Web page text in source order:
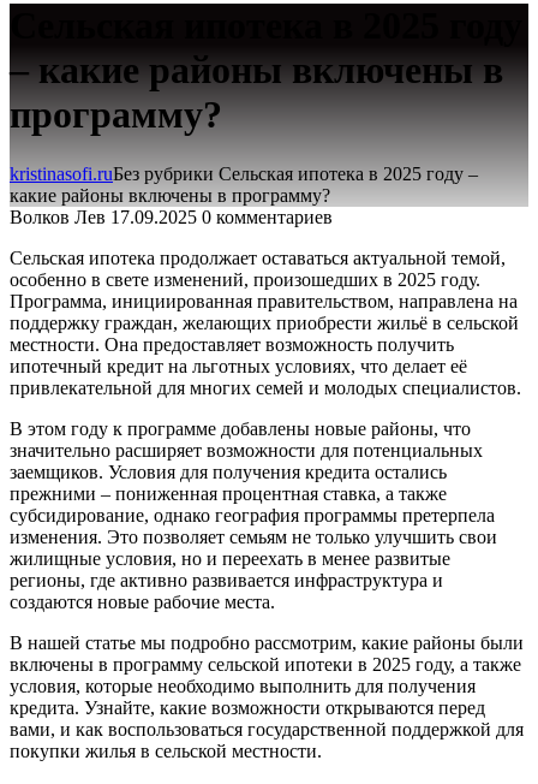
– какие районы включены в
программу?
kristinasofi.ruБез рубрики Сельская ипотека в 2025 году –
какие районы включены в программу?
Волков Лев 17.09.2025 0 комментариев
Сельская ипотека продолжает оставаться актуальной темой,
особенно в свете изменений, произошедших в 2025 году.
Программа, инициированная правительством, направлена на
поддержку граждан, желающих приобрести жильё в сельской
местности. Она предоставляет возможность получить
ипотечный кредит на льготных условиях, что делает её
привлекательной для многих семей и молодых специалистов.
В этом году к программе добавлены новые районы, что
значительно расширяет возможности для потенциальных
заемщиков. Условия для получения кредита остались
прежними – пониженная процентная ставка, а также
субсидирование, однако география программы претерпела
изменения. Это позволяет семьям не только улучшить свои
жилищные условия, но и переехать в менее развитые
регионы, где активно развивается инфраструктура и
создаются новые рабочие места.
В нашей статье мы подробно рассмотрим, какие районы были
включены в программу сельской ипотеки в 2025 году, а также
условия, которые необходимо выполнить для получения
кредита. Узнайте, какие возможности открываются перед
вами, и как воспользоваться государственной поддержкой для
покупки жилья в сельской местности.